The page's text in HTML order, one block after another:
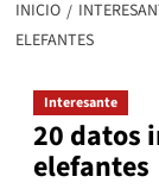
INICIO
ELEFANTES
Interesante
20 datos
elefantes